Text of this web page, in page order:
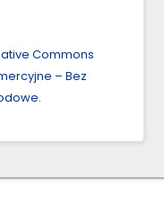
Commons
– Bez
.